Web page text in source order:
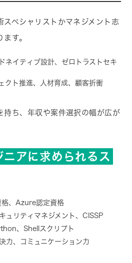
スペシャリストかマネジメント志
す。
ネイティブ設計、ゼロトラストセキ
クト推進、人材育成、顧客折衝
持ち、年収や案件選択の幅が広が
アに求められるス
格、Azure認定資格
ュリティマネジメント、CISSP
、Shellスクリプト
力、コミュニケーション力